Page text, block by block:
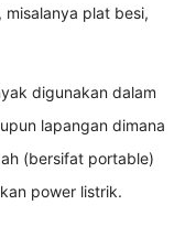
plat besi,
digunakan dalam
lapangan dimana
(bersifat portable)
power listrik.